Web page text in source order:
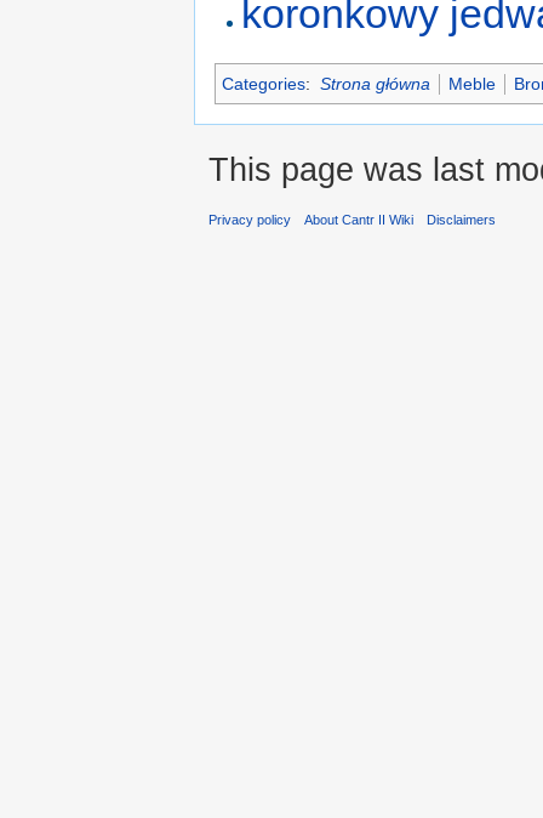
koronkowy
Categories: Strona główna Meble
This page was last
Privacy policy About Cantr II Wiki Disclaimers